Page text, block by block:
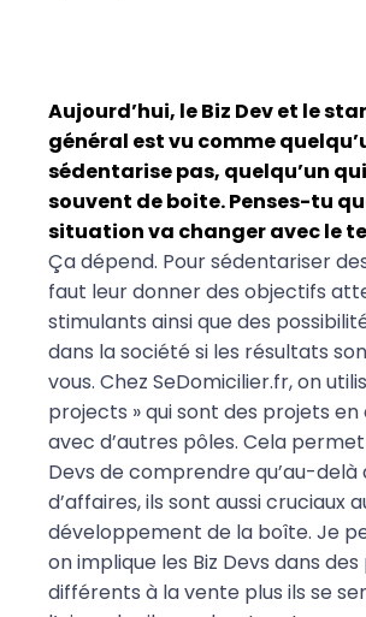
Aujourd’hui, le Biz Dev et le
général est vu comme
sédentarise pas, quelqu’un
souvent de boite. Penses-tu
situation va changer avec le
Ça dépend. Pour sédentariser
faut leur donner des objectifs
stimulants ainsi que des
dans la société si les résultats
vous. Chez SeDomicilier.fr, on
projects » qui sont des projets
avec d’autres pôles. Cela permet
Devs de comprendre qu’au-delà
d’affaires, ils sont aussi cruciaux
développement de la boîte. Je
on implique les Biz Devs dans
différents à la vente plus ils se